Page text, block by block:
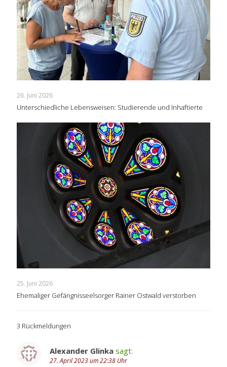
26. Juni 2026
Unterschiedliche Lebensweisen: Studierende und Inhaftierte
25. Juni 2026
Ehemaliger Gefängnisseelsorger Rainer Ostwald verstorben
3 Rückmeldungen
Alexander Glinka sagt:
27. April 2023 um 22:38 Uhr